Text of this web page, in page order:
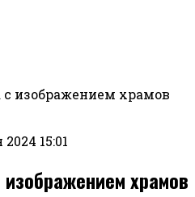
с изображением храмов
15:01
храмов